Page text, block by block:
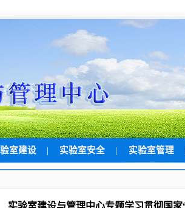
室建设 | 实验室安全 | 实验室管理
实验室建设与管理中心专题学习贯彻国